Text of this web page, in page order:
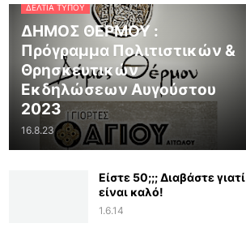
ΔΕΛΤΊΑ ΤΎΠΟΥ
ΔΗΜΟΣ ΘΕΡΜΟΥ :
Πρόγραμμα Πολιτιστικών &
Θρησκευτικών
Εκδηλώσεων Αυγούστου
2023
16.8.23
Είστε 50;;; Διαβάστε γιατί
είναι καλό!
1.6.14